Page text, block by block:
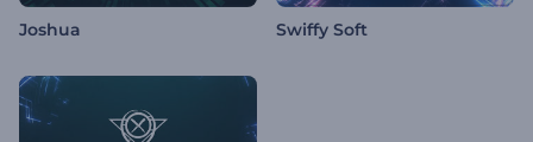
Joshua Swiffy Soft